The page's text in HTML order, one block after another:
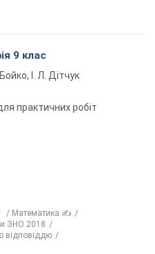
9 клас
І. Л. Дітчук
практичних робіт
Математика ✍
ЗНО 2018
відповіддю